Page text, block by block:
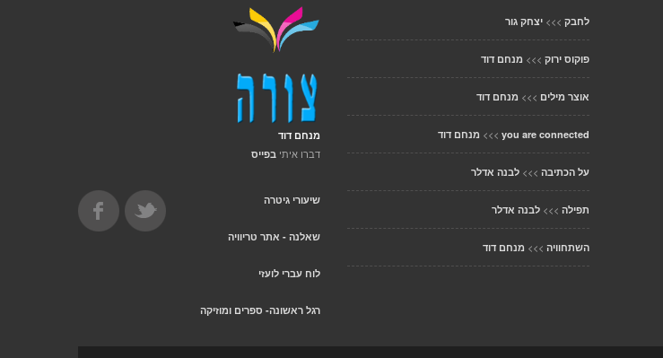
מנחם דוד
דברו איתי בפייס
שיעורי גיטרה
שאלנה - אתר טריוויה
לוח עברי לועזי
רגל ראשונה- ספרים ומוזיקה
לחבק >>> יצחק גור
פוקוס ירוק >>> מנחם דוד
אוצר מילים >>> מנחם דוד
you are connected
>>> מנחם דוד
על הכתיבה >>> לבנה אדלר
תפילה >>> לבנה אדלר
השתחוויה >>> מנחם דוד